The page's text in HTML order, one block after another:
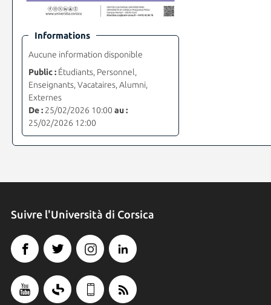
Informations
Aucune information disponible
Public :Étudiants, Personnel,
Enseignants, Vacataires, Alumni,
Externes
De :25/02/2026 10:00 au :
25/02/2026 12:00
Suivre l'Università di Corsica